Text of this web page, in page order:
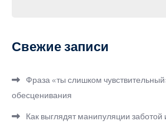
Свежие записи
Фраза «ты слишком
обесценивания
Как выглядят манипуляции